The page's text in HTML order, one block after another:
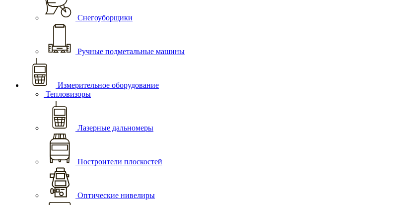
Снегоуборщики
Ручные подметальные машины
Измерительное оборудование
Тепловизоры
Лазерные дальномеры
Построители плоскостей
Оптические нивелиры